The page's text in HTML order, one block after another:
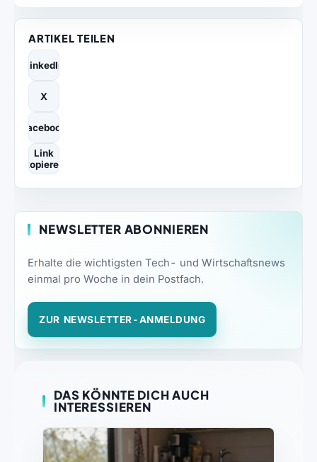
ARTIKEL TEILEN
LinkedIn
X
Facebook
Link
kopieren
NEWSLETTER ABONNIEREN
Erhalte die wichtigsten Tech- und Wirtschaftsnews
einmal pro Woche in dein Postfach.
ZUR NEWSLETTER-ANMELDUNG
DAS KÖNNTE DICH AUCH
INTERESSIEREN